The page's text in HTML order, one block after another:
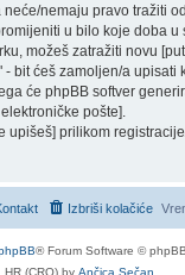
nemaju pravo tražiti
u bilo koje doba u
možeš zatražiti novu
bit ćeš zamoljen/a upisati
će phpBB softver
pošte].
upišeš] prilikom
Izbriši kolačiće
® Forum Software ©
HR (CRO) by Ančica Sečan